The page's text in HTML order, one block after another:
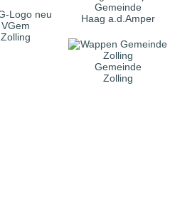
VGem
Zolling
Gemeinde
Haag a.d.Amper
Gemeinde
Zolling